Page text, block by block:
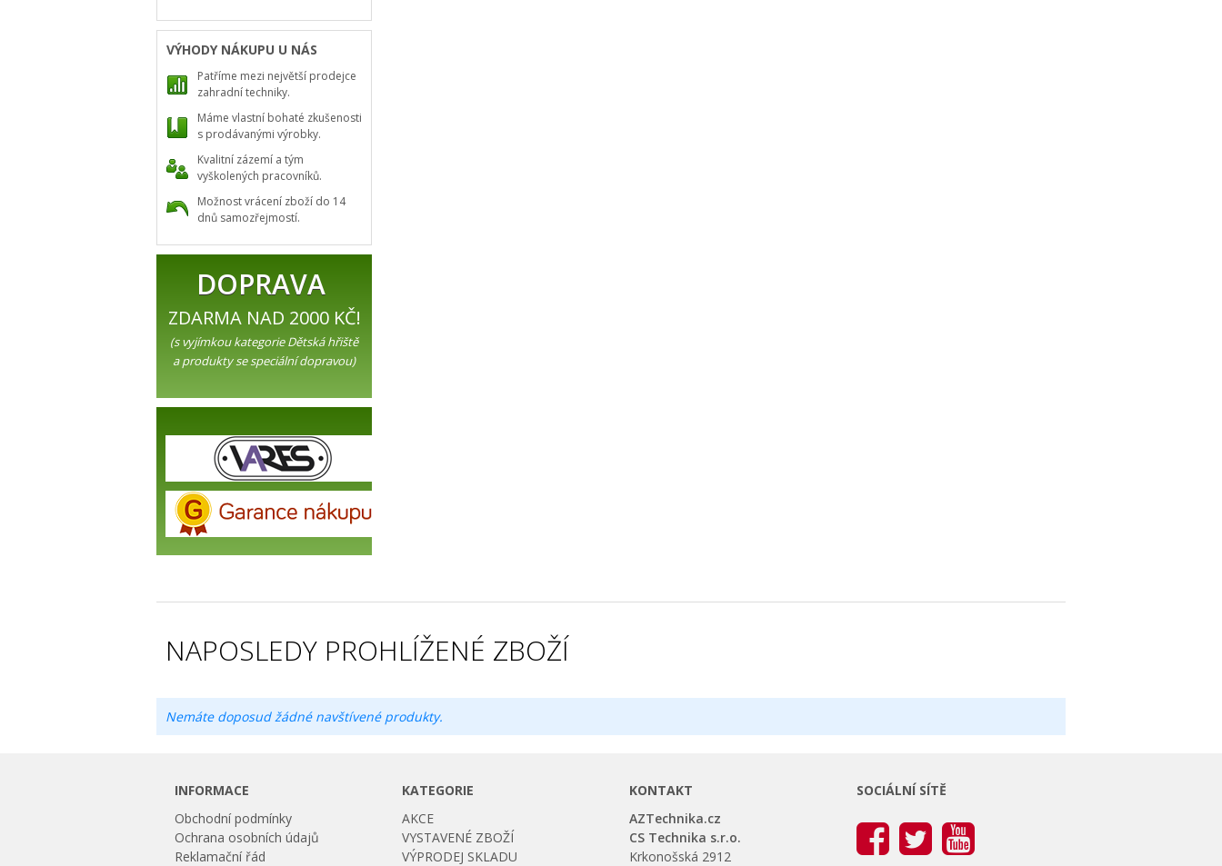
VÝHODY NÁKUPU U NÁS
Patříme mezi největší prodejce
zahradní techniky.
Máme vlastní bohaté zkušenosti
s prodávanými výrobky.
Kvalitní zázemí a tým
vyškolených pracovníků.
Možnost vrácení zboží do 14
dnů samozřejmostí.
DOPRAVA
ZDARMA NAD 2000 KČ!
(s vyjímkou kategorie Dětská hřiště
a produkty se speciální dopravou)
NAPOSLEDY PROHLÍŽENÉ ZBOŽÍ
Nemáte doposud žádné navštívené produkty.
INFORMACE
Obchodní podmínky
Ochrana osobních údajů
Reklamační řád
KATEGORIE
AKCE
VYSTAVENÉ ZBOŽÍ
VÝPRODEJ SKLADU
KONTAKT
AZTechnika.cz
CS Technika s.r.o.
Krkonošská 2912
SOCIÁLNÍ SÍTĚ